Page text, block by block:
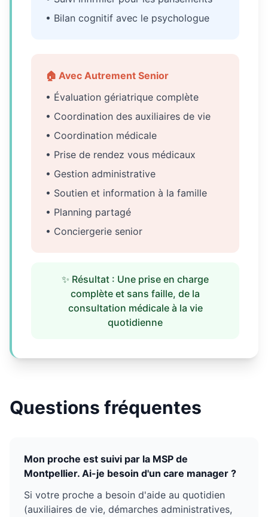
• Bilan cognitif avec le psychologue
🏠 Avec Autrement Senior
• Évaluation gériatrique complète
• Coordination des auxiliaires de vie
• Coordination médicale
• Prise de rendez vous médicaux
• Gestion administrative
• Soutien et information à la famille
• Planning partagé
• Conciergerie senior
✨ Résultat : Une prise en charge
complète et sans faille, de la
consultation médicale à la vie
quotidienne
Questions fréquentes
Mon proche est suivi par la MSP de
Montpellier. Ai-je besoin d'un care manager ?
Si votre proche a besoin d'aide au quotidien
(auxiliaires de vie, démarches administratives,